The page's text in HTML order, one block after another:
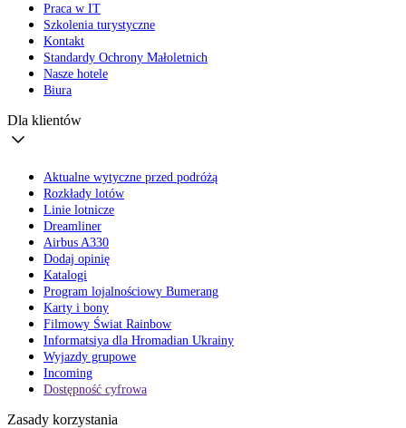
Praca w IT
Szkolenia turystyczne
Kontakt
Standardy Ochrony Małoletnich
Nasze hotele
Biura
Dla klientów
Aktualne wytyczne przed podróżą
Rozkłady lotów
Linie lotnicze
Dreamliner
Airbus A330
Dodaj opinię
Katalogi
Program lojalnościowy Bumerang
Karty i bony
Filmowy Świat Rainbow
Informatsiya dla Hromadian Ukrainy
Wyjazdy grupowe
Incoming
Dostępność cyfrowa
Zasady korzystania